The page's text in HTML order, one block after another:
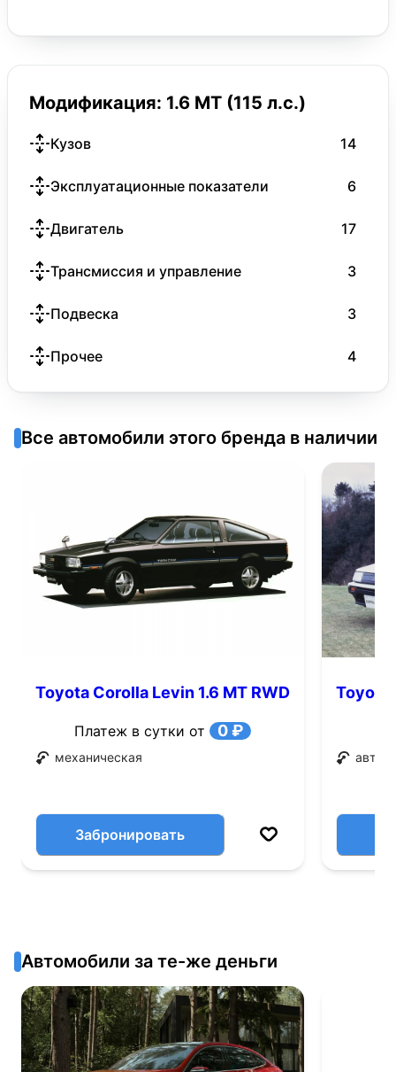
Модификация: 1.6 MT (115 л.с.)
Кузов 14
Эксплуатационные показатели 6
Двигатель 17
Трансмиссия и управление 3
Подвеска 3
Прочее 4
Все автомобили этого бренда в наличии
Toyota Corolla Levin 1.6 MT RWD
Платеж в сутки от 0 ₽
механическая
Забронировать
Toyota
Автомобили за те-же деньги